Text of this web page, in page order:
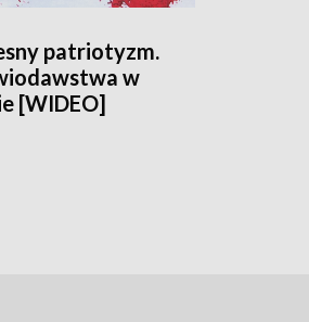
patriotyzm.
w
[WIDEO]